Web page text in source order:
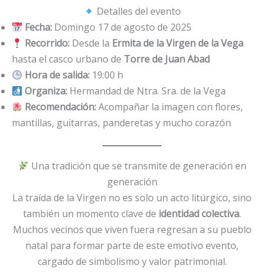
Detalles del evento
Fecha: Domingo 17 de agosto de 2025
Recorrido: Desde la Ermita de la Virgen de la Vega
hasta el casco urbano de Torre de Juan Abad
Hora de salida: 19:00 h
Organiza: Hermandad de Ntra. Sra. de la Vega
Recomendación:Acompañar la imagen con flores,
mantillas, guitarras, panderetas y mucho corazón
Una tradición que se transmite de generación en
generación
La traída de la Virgen no es solo un acto litúrgico, sino
también un momento clave de identidad colectiva.
Muchos vecinos que viven fuera regresan a su pueblo
natal para formar parte de este emotivo evento,
cargado de simbolismo y valor patrimonial.